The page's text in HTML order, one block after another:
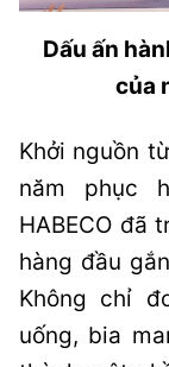
Dấu ấn
của
Khởi nguồn
năm phục
HABECO đã
hàng đầu
Không chỉ
uống, bia